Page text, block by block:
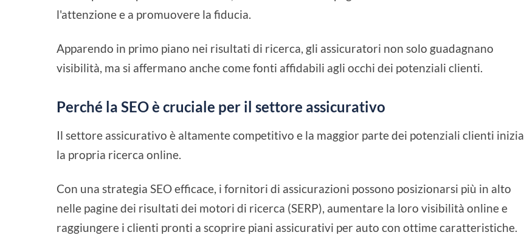
l'attenzione e a promuovere la fiducia.
Apparendo in primo piano nei risultati di ricerca, gli assicuratori non solo guadagnano
visibilità, ma si affermano anche come fonti affidabili agli occhi dei potenziali clienti.
Perché la SEO è cruciale per il settore assicurativo
Il settore assicurativo è altamente competitivo e la maggior parte dei potenziali clienti inizia
la propria ricerca online.
Con una strategia SEO efficace, i fornitori di assicurazioni possono posizionarsi più in alto
nelle pagine dei risultati dei motori di ricerca (SERP), aumentare la loro visibilità online e
raggiungere i clienti pronti a scoprire piani assicurativi per auto con ottime caratteristiche.